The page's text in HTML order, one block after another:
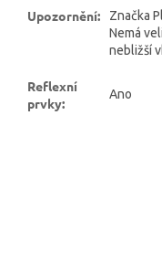
Upozornění:
Značka
Nemá
nebližší
Reflexní
prvky:
Ano